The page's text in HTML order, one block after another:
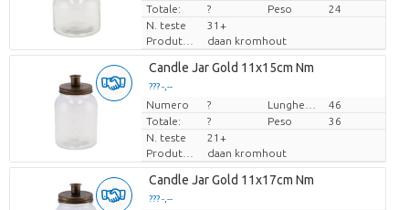
Totale:
? Peso
24
N. teste
31+
Produttore
daan kromhout
Candle Jar Gold 11x15cm Nm
??? -,--
Prezzo x uno
Numero ?
46
Totale:
? Peso
36
N. teste
21+
Produttore
daan kromhout
Candle Jar Gold 11x17cm Nm
??? -,--